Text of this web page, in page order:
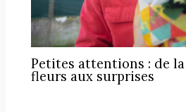
Petites attentions : de
fleurs aux surprises